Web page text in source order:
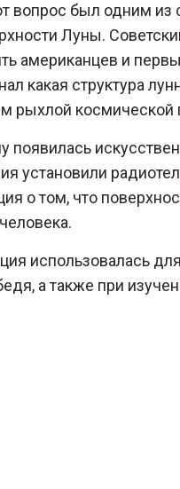
вопрос был одним из
Луны.
американцев и
какая структура
космической
появилась
установили
о том, что
использовалась
а также при